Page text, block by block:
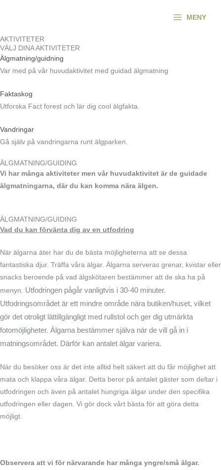
MENY
AKTIVITETER
VÄLJ DINA AKTIVITETER
Älgmatning/guidning
Var med på vår huvudaktivitet med guidad älgmatning
Faktaskog
Utforska Fact forest och lär dig cool älgfakta.
Vandringar
Gå själv på vandringarna runt älgparken.
ÄLGMATNING/GUIDING
Vi har många aktiviteter men vår huvudaktivitet är de guidade
älgmatningarna, där du kan komma nära älgen.
ÄLGMATNING/GUIDING
Vad du kan förvänta dig av en utfodring
När älgarna äter har du de bästa möjligheterna att se dessa
fantastiska djur. Träffa våra älgar. Älgarna serveras grenar, kvistar eller
snacks beroende på vad älgskötaren bestämmer att de ska ha på
menyn. Utfodringen pågår vanligtvis i 30-40 minuter.
Utfodringsområdet är ett mindre område nära butiken/huset, vilket
gör det otroligt lättillgängligt med rullstol och ger dig utmärkta
fotomöjligheter. Älgarna bestämmer själva när de vill gå in i
matningsområdet. Därför kan antalet älgar variera.
När du besöker oss är det inte alltid helt säkert att du får möjlighet att
mata och klappa våra älgar. Detta beror på antalet gäster som deltar i
utfodringen och även på antalet hungriga älgar under den specifika
utfodringen eller dagen. Vi gör dock vårt bästa för att göra detta
möjligt.
Observera att vi för närvarande har många yngre/små älgar.